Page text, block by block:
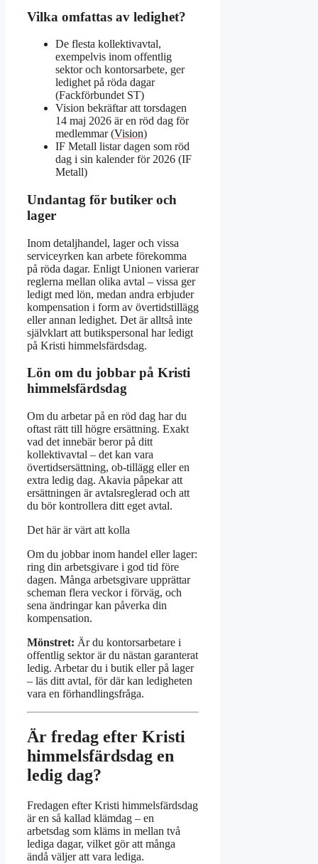
Vilka omfattas av ledighet?
De flesta kollektivavtal,
exempelvis inom offentlig
sektor och kontorsarbete, ger
ledighet på röda dagar
(Fackförbundet ST)
Vision bekräftar att torsdagen
14 maj 2026 är en röd dag för
medlemmar (Vision)
IF Metall listar dagen som röd
dag i sin kalender för 2026 (IF
Metall)
Undantag för butiker och
lager
Inom detaljhandel, lager och vissa
serviceyrken kan arbete förekomma
på röda dagar. Enligt Unionen varierar
reglerna mellan olika avtal – vissa ger
ledigt med lön, medan andra erbjuder
kompensation i form av övertidstillägg
eller annan ledighet. Det är alltså inte
självklart att butikspersonal har ledigt
på Kristi himmelsfärdsdag.
Lön om du jobbar på Kristi
himmelsfärdsdag
Om du arbetar på en röd dag har du
oftast rätt till högre ersättning. Exakt
vad det innebär beror på ditt
kollektivavtal – det kan vara
övertidsersättning, ob-tillägg eller en
extra ledig dag. Akavia påpekar att
ersättningen är avtalsreglerad och att
du bör kontrollera ditt eget avtal.
Det här är värt att kolla
Om du jobbar inom handel eller lager:
ring din arbetsgivare i god tid före
dagen. Många arbetsgivare upprättar
scheman flera veckor i förväg, och
sena ändringar kan påverka din
kompensation.
Mönstret: Är du kontorsarbetare i
offentlig sektor är du nästan garanterat
ledig. Arbetar du i butik eller på lager
– läs ditt avtal, för där kan ledigheten
vara en förhandlingsfråga.
Är fredag efter Kristi
himmelsfärdsdag en
ledig dag?
Fredagen efter Kristi himmelsfärdsdag
är en så kallad klämdag – en
arbetsdag som kläms in mellan två
lediga dagar, vilket gör att många
ändå väljer att vara lediga.